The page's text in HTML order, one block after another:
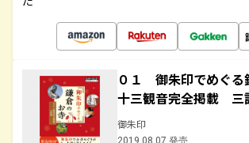
０１ 御朱印でめぐ
十三観音完全掲載 三
御朱印
2019.08.07 発売